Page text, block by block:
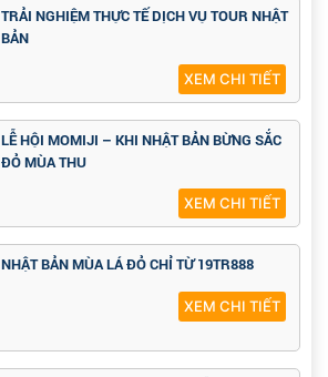
TRẢI NGHIỆM THỰC TẾ DỊCH VỤ TOUR NHẬT
BẢN
XEM CHI TIẾT
LỄ HỘI MOMIJI – KHI NHẬT BẢN BỪNG SẮC
ĐỎ MÙA THU
XEM CHI TIẾT
NHẬT BẢN MÙA LÁ ĐỎ CHỈ TỪ 19TR888
XEM CHI TIẾT